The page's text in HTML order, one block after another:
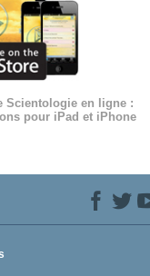
Scientologie en ligne :
pour iPad et iPhone